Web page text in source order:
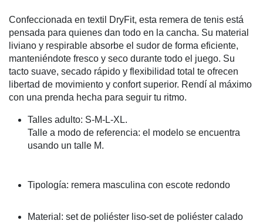
Confeccionada en textil DryFit, esta remera de tenis está
pensada para quienes dan todo en la cancha. Su material
liviano y respirable absorbe el sudor de forma eficiente,
manteniéndote fresco y seco durante todo el juego. Su
tacto suave, secado rápido y flexibilidad total te ofrecen
libertad de movimiento y confort superior. Rendí al máximo
con una prenda hecha para seguir tu ritmo.
Talles adulto: S-M-L-XL.
Talle a modo de referencia: el modelo se encuentra
usando un talle M.
Tipología: remera masculina con escote redondo
Material: set de poliéster liso-set de poliéster calado